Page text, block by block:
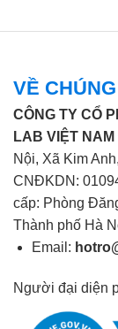
VỀ
CÔNG TY CỔ
LAB VIỆT NAM
Nội, Xã Kim
CNĐKDN:
cấp: Phòng
Thành phố Hà
Email:
Người đại diện